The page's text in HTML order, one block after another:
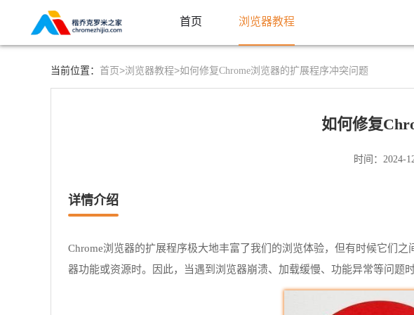
首页 浏览器教程
当前位置： 首页>浏览器教程>如何修复Chrome浏览器的扩展程序冲突问题
如何修复
时间：2024-
详情介绍
Chrome浏览器的扩展程序极大地丰富了我们的浏览体验，但有时候它们
器功能或资源时。因此，当遇到浏览器崩溃、加载缓慢、功能异常等问题